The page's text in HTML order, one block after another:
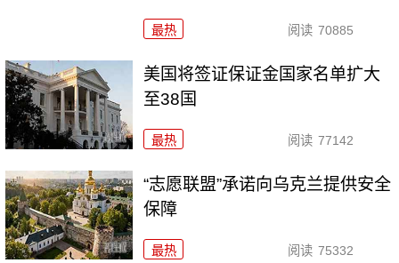
最热 阅读 70885
美国将签证保证金国家名单扩大
至38国
最热 阅读 77142
“志愿联盟”承诺向乌克兰提供安全
保障
最热 阅读 75332